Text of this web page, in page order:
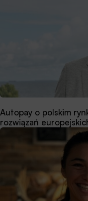
Autopay o polskim
rozwiązań